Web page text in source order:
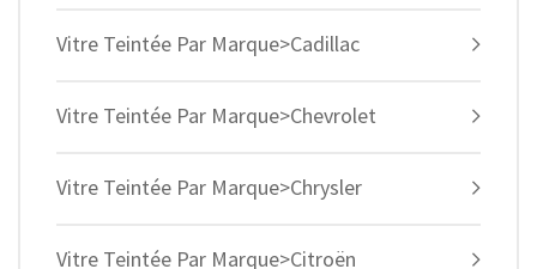
Vitre Teintée Par Marque>Cadillac
Vitre Teintée Par Marque>Chevrolet
Vitre Teintée Par Marque>Chrysler
Vitre Teintée Par Marque>Citroën